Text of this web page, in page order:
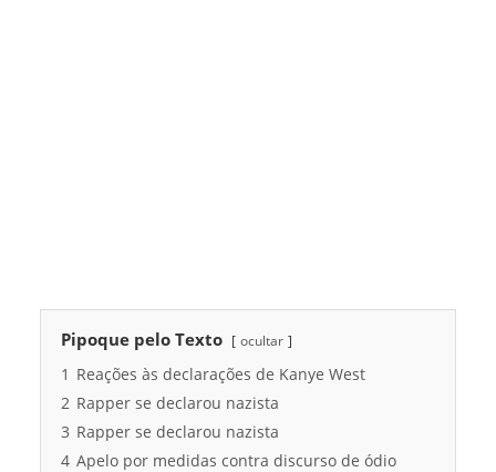
Pipoque pelo Texto ocultar
1 Reações às declarações de Kanye West
2 Rapper se declarou nazista
3 Rapper se declarou nazista
4 Apelo por medidas contra discurso de ódio